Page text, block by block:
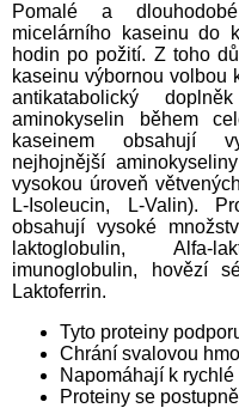
Pomalé a
micelárního kaseinu do
hodin po požití. Z toho
kaseinu výbornou volbou
antikatabolický
aminokyselin během
kaseinem obsahují
nejhojnější
vysokou úroveň
L-Isoleucin, L-Valin).
obsahují vysoké
laktoglobulin, Alfa-
imunoglobulin, hovězí
Laktoferrin.
Tyto proteiny
Chrání svalovou
Napomáhají k
Proteiny se